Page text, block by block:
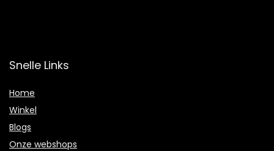
Snelle Links
Home
Winkel
Blogs
Onze webshops